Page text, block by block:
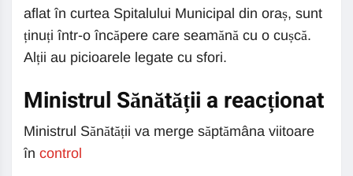
aflat în curtea Spitalului Municipal din oraș, sunt
ținuți într-o încăpere care seamănă cu o cușcă.
Alții au picioarele legate cu sfori.
Ministrul Sănătății a reacționat
Ministrul Sănătății va merge săptămâna viitoare
în control